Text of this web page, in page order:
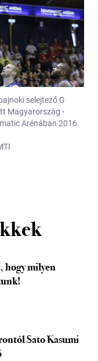
selejtező G
Magyarország -
Arénában 2016.
hogy milyen
Sato Kasumi